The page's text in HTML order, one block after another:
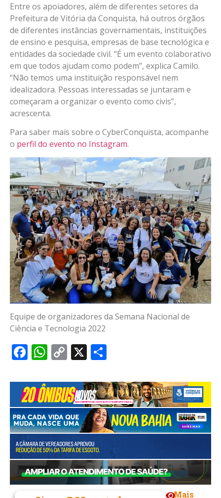
Entre os apoiadores, além de diferentes setores da
Prefeitura de Vitória da Conquista, há outros órgãos
de diferentes instâncias governamentais, instituições
de ensino e pesquisa, empresas de base tecnológica e
entidades da sociedade civil. “É um evento colaborativo
em que todos ajudam como podem”, explica Camilo.
“Não temos uma instituição responsável nem
idealizadora. Pessoas interessadas se juntaram e
começaram a organizar o evento como civis”,
acrescenta.
Para saber mais sobre o CyberConquista, acompanhe
o perfil do evento no Instagram.
Equipe de organizadores da Semana Nacional de
Ciência e Tecnologia 2022
Facebook
WhatsApp
Copy
X
Mais